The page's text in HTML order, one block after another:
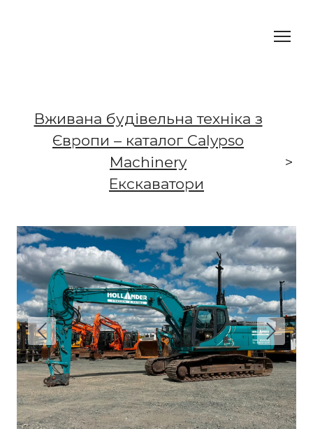
Вживана будівельна техніка з
Європи – каталог Calypso
Machinery
Екскаватори